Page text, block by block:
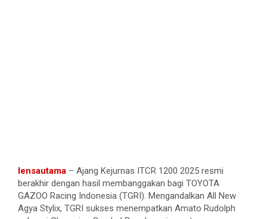
lensautama – Ajang Kejurnas ITCR 1200 2025 resmi
berakhir dengan hasil membanggakan bagi TOYOTA
GAZOO Racing Indonesia (TGRI). Mengandalkan All New
Agya Stylix, TGRI sukses menempatkan Amato Rudolph